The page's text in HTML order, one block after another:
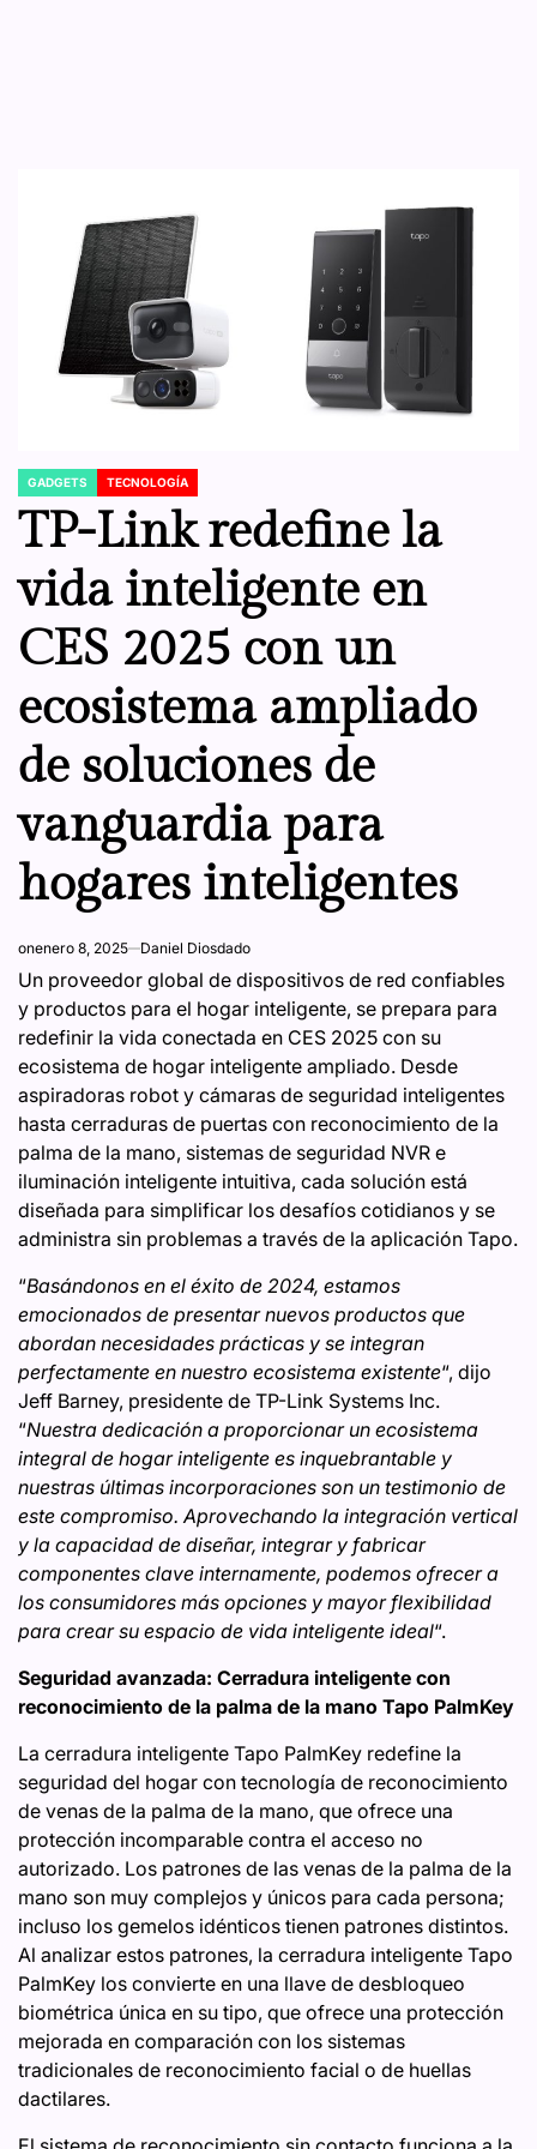
POSTED
IN
GADGETS TECNOLOGÍA
TP-Link redefine la
vida inteligente en
CES 2025 con un
ecosistema ampliado
de soluciones de
vanguardia para
hogares inteligentes
onenero 8, 2025 Daniel Diosdado
Un proveedor global de dispositivos de red confiables
y productos para el hogar inteligente, se prepara para
redefinir la vida conectada en CES 2025 con su
ecosistema de hogar inteligente ampliado. Desde
aspiradoras robot y cámaras de seguridad inteligentes
hasta cerraduras de puertas con reconocimiento de la
palma de la mano, sistemas de seguridad NVR e
iluminación inteligente intuitiva, cada solución está
diseñada para simplificar los desafíos cotidianos y se
administra sin problemas a través de la aplicación Tapo.
“Basándonos en el éxito de 2024, estamos
emocionados de presentar nuevos productos que
abordan necesidades prácticas y se integran
perfectamente en nuestro ecosistema existente“, dijo
Jeff Barney, presidente de TP-Link Systems Inc.
“Nuestra dedicación a proporcionar un ecosistema
integral de hogar inteligente es inquebrantable y
nuestras últimas incorporaciones son un testimonio de
este compromiso. Aprovechando la integración vertical
y la capacidad de diseñar, integrar y fabricar
componentes clave internamente, podemos ofrecer a
los consumidores más opciones y mayor flexibilidad
para crear su espacio de vida inteligente ideal“.
Seguridad avanzada: Cerradura inteligente con
reconocimiento de la palma de la mano Tapo PalmKey
La cerradura inteligente Tapo PalmKey redefine la
seguridad del hogar con tecnología de reconocimiento
de venas de la palma de la mano, que ofrece una
protección incomparable contra el acceso no
autorizado. Los patrones de las venas de la palma de la
mano son muy complejos y únicos para cada persona;
incluso los gemelos idénticos tienen patrones distintos.
Al analizar estos patrones, la cerradura inteligente Tapo
PalmKey los convierte en una llave de desbloqueo
biométrica única en su tipo, que ofrece una protección
mejorada en comparación con los sistemas
tradicionales de reconocimiento facial o de huellas
dactilares.